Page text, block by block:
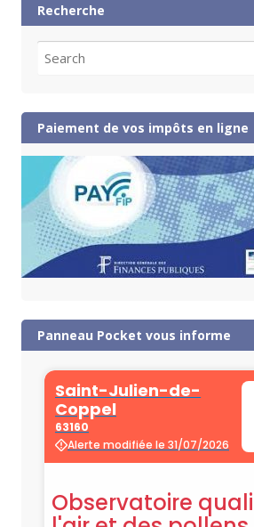
Recherche
for:
Paiement de vos impôts en ligne
Panneau Pocket vous informe